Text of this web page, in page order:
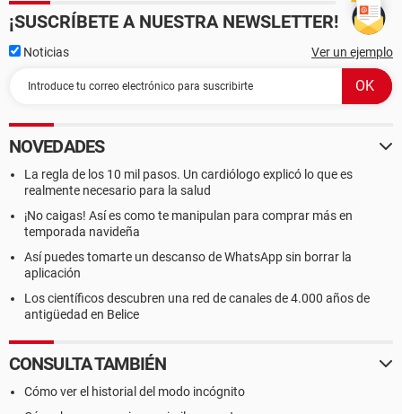
¡SUSCRÍBETE A NUESTRA NEWSLETTER!
Noticias Ver un ejemplo
NOVEDADES
La regla de los 10 mil pasos. Un cardiólogo explicó lo que es
realmente necesario para la salud
¡No caigas! Así es como te manipulan para comprar más en
temporada navideña
Así puedes tomarte un descanso de WhatsApp sin borrar la
aplicación
Los científicos descubren una red de canales de 4.000 años de
antigüedad en Belice
CONSULTA TAMBIÉN
Cómo ver el historial del modo incógnito